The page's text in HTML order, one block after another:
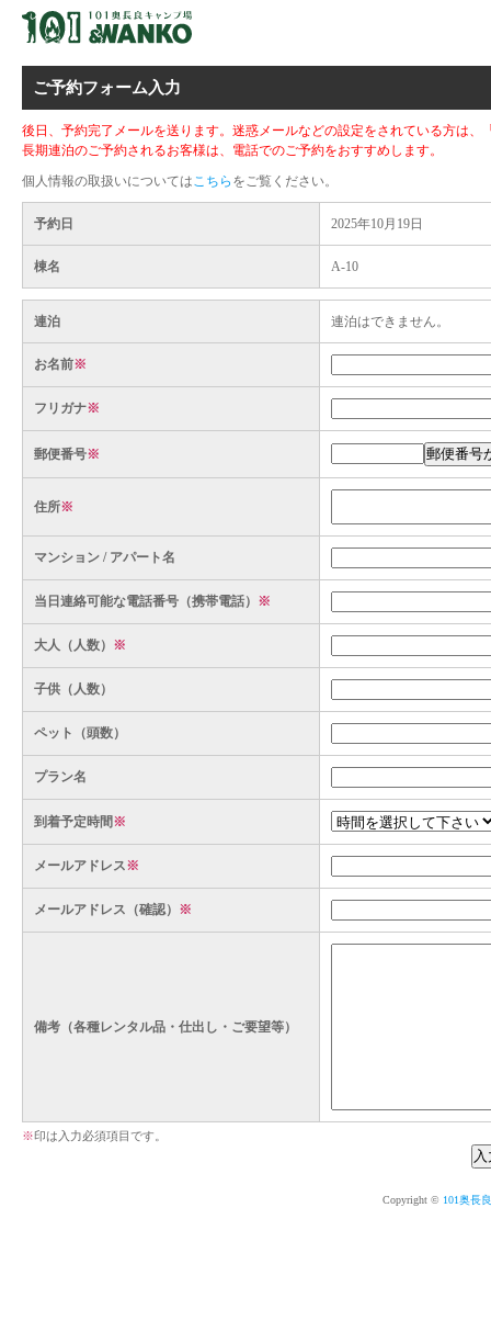
ご予約フォーム入力
後日、予約完了メールを送ります。迷惑メールなどの設定をされている方は、
長期連泊のご予約されるお客様は、電話でのご予約をおすすめします。
個人情報の取扱いについてはこちら をご覧ください。
予約日 2025年10月19日
棟名 A-10
連泊 連泊はできません。
お名前※
フリガナ※
郵便番号※
住所※
マンション / アパート名
当日連絡可能な電話番号（携帯電話） ※
大人（人数） ※
子供（人数）
ペット（頭数）
プラン名
到着予定時間※
メールアドレス※
メールアドレス（確認） ※
備考（各種レンタル品・仕出し・ご要望等）
※印は入力必須項目です。
Copyright © 101奥長